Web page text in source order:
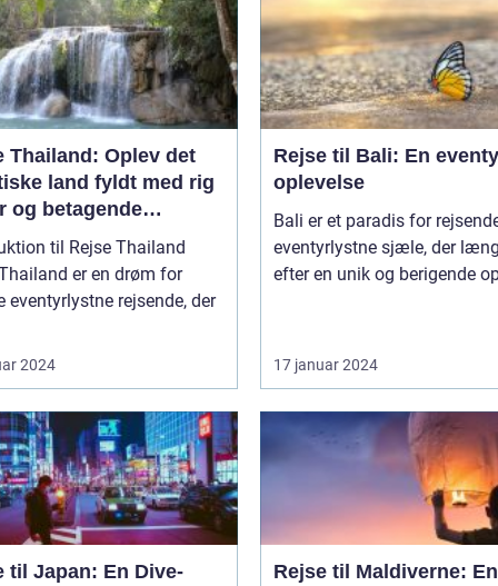
Thailand: Oplev det
land fyldt med rig
og betagende
til Rejse Thailand
er en drøm for
eventyrlystne rejsende, der
2024
Rejse til Bali: En
oplevelse
Bali er et paradis for
eventyrlystne sjæle, der
efter en unik og berigende
17 januar 2024
til Japan: En Dive-
Rejse til Maldiverne: En